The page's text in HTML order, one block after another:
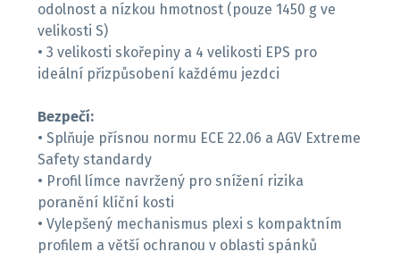
odolnost a nízkou hmotnost (pouze 1450 g ve
velikosti S)
• 3 velikosti skořepiny a 4 velikosti EPS pro
ideální přizpůsobení každému jezdci
Bezpečí:
• Splňuje přísnou normu ECE 22.06 a AGV Extreme
Safety standardy
• Profil límce navržený pro snížení rizika
poranění klíční kosti
• Vylepšený mechanismus plexi s kompaktním
profilem a větší ochranou v oblasti spánků